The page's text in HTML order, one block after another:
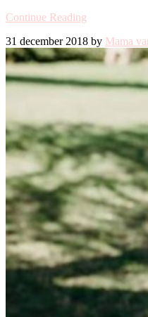
Continue Reading
31 december 2018 by Mama